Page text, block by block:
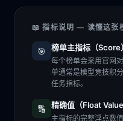
📖 指标说明 — 读懂这张
🎯 榜单主指标（Score）
每个榜单会采用官网
单通常是模型竞技积
任务指标。
🔢 精确值（Float Value
主指标的完整浮点数